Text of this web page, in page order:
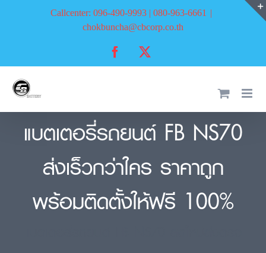
Callcenter: 096-490-9993 | 080-963-6661 |
chokbuncha@cbcorp.co.th
Facebook
แบตเตอรี่รถยนต์ FB NS70
ส่งเร็วกว่าใคร ราคาถูก
พร้อมติดตั้งให้ฟรี 100%